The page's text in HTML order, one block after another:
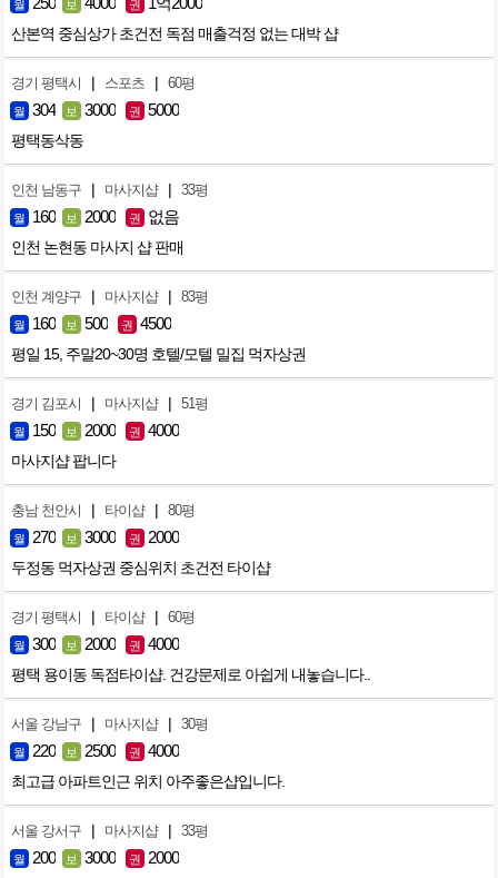
월 보 권
산본역 중심상가 초건전 독점 매출걱정 없는 대박 샵
경기 평택시 | 스포츠 | 60평
월 304 보 3000 권 5000
평택동삭동
인천 남동구 | 마사지샵 | 33평
월 160 보 2000 권 없음
인천 논현동 마사지 샵 판매
인천 계양구 | 마사지샵 | 83평
월 160 보 500 권 4500
평일 15, 주말20~30명 호텔/모텔 밀집 먹자상권
경기 김포시 | 마사지샵 | 51평
월 150 보 2000 권 4000
마사지샵 팝니다
충남 천안시 | 타이샵 | 80평
월 270 보 3000 권 2000
두정동 먹자상권 중심위치 초건전 타이샵
경기 평택시 | 타이샵 | 60평
월 300 보 2000 권 4000
평택 용이동 독점타이샵. 건강문제로 아쉽게 내놓습니다..
서울 강남구 | 마사지샵 | 30평
월 220 보 2500 권 4000
최고급 아파트인근 위치 아주좋은샵입니다.
서울 강서구 | 마사지샵 | 33평
월 200 보 3000 권 2000